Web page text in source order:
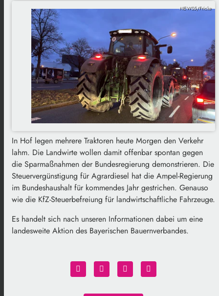
NEWS5/Fricke
In Hof legen mehrere Traktoren heute Morgen den Verkehr
lahm. Die Landwirte wollen damit offenbar spontan gegen
die Sparmaßnahmen der Bundesregierung demonstrieren. Die
Steuervergünstigung für Agrardiesel hat die Ampel-Regierung
im Bundeshaushalt für kommendes Jahr gestrichen. Genauso
wie die KfZ-Steuerbefreiung für landwirtschaftliche Fahrzeuge.
Es handelt sich nach unseren Informationen dabei um eine
landesweite Aktion des Bayerischen Bauernverbandes.